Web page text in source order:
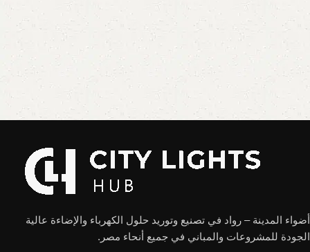
أضواء المدينة – رواد في تصنيع وتوريد حلول الكهرباء والإضاءة عالية
الجودة للمشروعات والمباني في جميع أنحاء مصر.